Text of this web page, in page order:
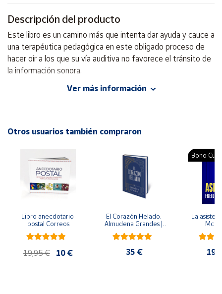
Mapa de
vendedores
Hazte
vendedor
Área
vendedor
cliente
Ubicación
Península
Canarias,
Ceuta y
Melilla
Descripción del producto
Este libro es un camino más que intenta dar ayuda y cauce a
una terapéutica pedagógica en este obligado proceso de
hacer oír a los que su vía auditiva no favorece el tránsito de
la información sonora.
Autor: Antonio Cecilia Tejedor
Idioma: Español
Ver más información
Otros usuarios también compraron
Libro anecdotario
postal Correos
19,95 € 10 €
El Corazón Helado.
Almudena Grandes |
Edición especial de
lujo | Libro con sello y
35 €
Bono
La